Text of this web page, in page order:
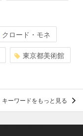
クロード・モネ
東京都美術館
キーワードをもっと見る